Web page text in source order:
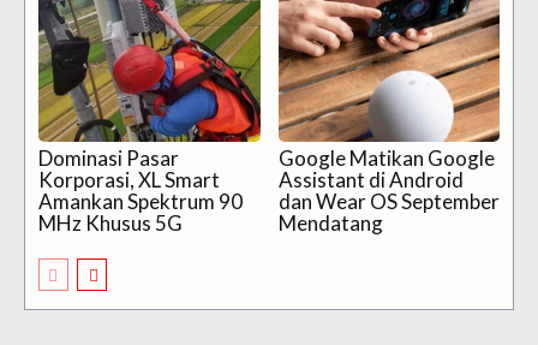
Dominasi Pasar
Korporasi, XL Smart
Amankan Spektrum 90
MHz Khusus 5G
Google Matikan Google
Assistant di Android
dan Wear OS September
Mendatang